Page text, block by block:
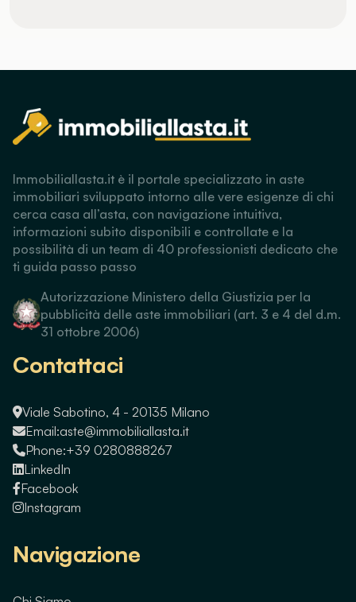
Immobiliallasta.it è il portale specializzato in aste
immobiliari sviluppato intorno alle vere esigenze di chi
cerca casa all’asta, con navigazione intuitiva,
informazioni subito disponibili e controllate e la
possibilità di un team di 40 professionisti dedicato che
ti guida passo passo
Autorizzazione Ministero della Giustizia per la
pubblicità delle aste immobiliari (art. 3 e 4 del d.m.
31 ottobre 2006)
Contattaci
Viale Sabotino, 4 - 20135 Milano
Email:aste@immobiliallasta.it
Phone:+39 0280888267
LinkedIn
Facebook
Instagram
Navigazione